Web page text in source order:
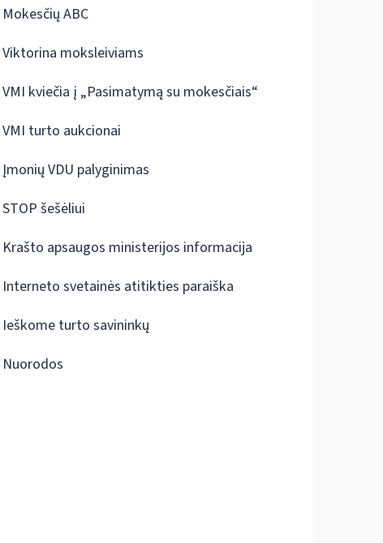
Mokesčių ABC
Viktorina moksleiviams
VMI kviečia į „Pasimatymą su mokesčiais“
VMI turto aukcionai
Įmonių VDU palyginimas
STOP šešėliui
Krašto apsaugos ministerijos informacija
Interneto svetainės atitikties paraiška
Ieškome turto savininkų
Nuorodos